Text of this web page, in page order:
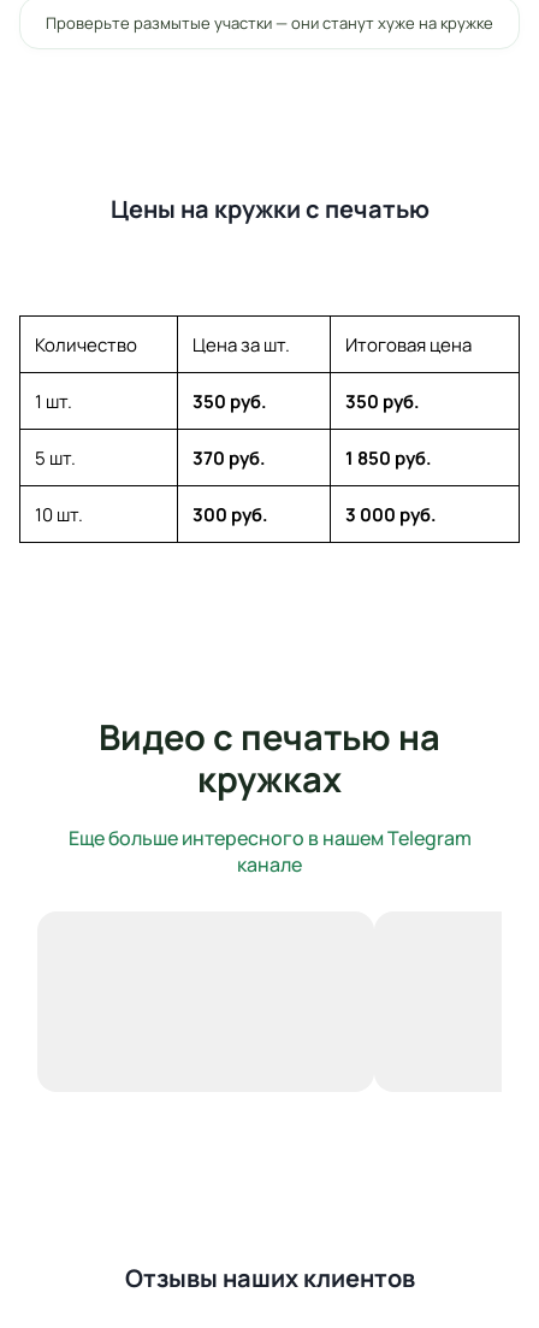
Проверьте размытые участки — они станут хуже на кружке
Цены на кружки с печатью
Количество Цена за шт. Итоговая цена
1 шт. 350 руб. 350 руб.
5 шт. 370 руб. 1 850 руб.
10 шт. 300 руб. 3 000 руб.
Видео с печатью на
кружках
Еще больше интересного в нашем Telegram
канале
Отзывы наших клиентов